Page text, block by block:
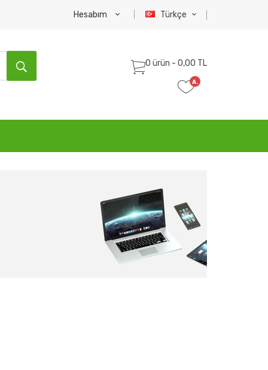
Türkçe
Hesabım
0 ürün - 0,00 TL
A.
Listem